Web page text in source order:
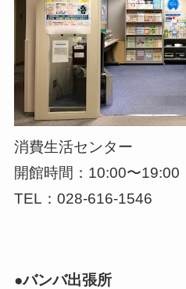
消費生活センター
開館時間：10:00〜19:00
TEL：028-616-1546
●バンバ出張所